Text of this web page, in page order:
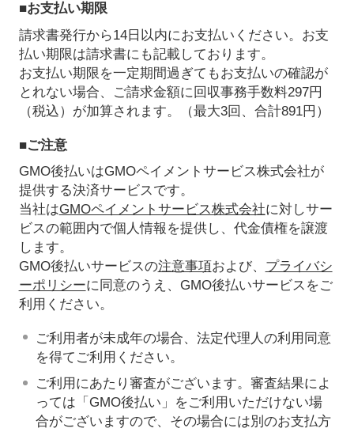
■お支払い期限
請求書発行から14日以内にお支払いください。お支
払い期限は請求書にも記載しております。
お支払い期限を一定期間過ぎてもお支払いの確認が
とれない場合、ご請求金額に回収事務手数料297円
（税込）が加算されます。（最大3回、合計891円）
■ご注意
GMO後払いはGMOペイメントサービス株式会社が
提供する決済サービスです。
当社はGMOペイメントサービス株式会社に対しサー
ビスの範囲内で個人情報を提供し、代金債権を譲渡
します。
GMO後払いサービスの注意事項および、 プライバシ
ーポリシーに同意のうえ、GMO後払いサービスをご
利用ください。
ご利用者が未成年の場合、法定代理人の利用同意
を得てご利用ください。
ご利用にあたり審査がございます。審査結果によ
っては「GMO後払い」をご利用いただけない場
合がございますので、その場合には別のお支払方